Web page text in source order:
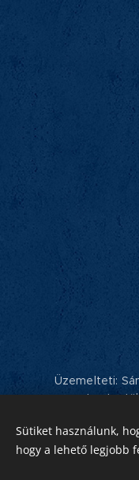
Üzemelteti:
Készítette: Jenei
tag.
Sütiket használunk,
hogy a lehető legjobb